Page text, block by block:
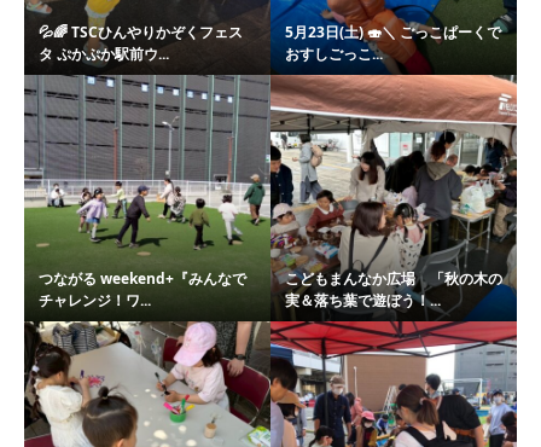
💦🌈 TSCひんやりかぞくフェス
タ ぷかぷか駅前ウ...
5月23日(土) 🍣＼ ごっこぱーくで
おすしごっこ...
つながる weekend+『みんなで
チャレンジ！ワ...
こどもまんなか広場 「秋の木の
実＆落ち葉で遊ぼう！...